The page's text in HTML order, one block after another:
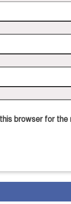
browser for